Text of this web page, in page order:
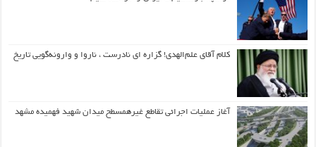
کلام آقای علم‌الهدی! گزاره ای نادرست ، ناروا و وارونه‌گویی تاریخ
آغاز عملیات اجرائی تقاطع غیرهمسطح میدان شهید فهمیده مشهد